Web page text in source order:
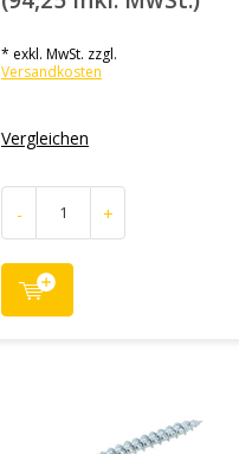
* exkl. MwSt. zzgl.
Versandkosten
Vergleichen
- +